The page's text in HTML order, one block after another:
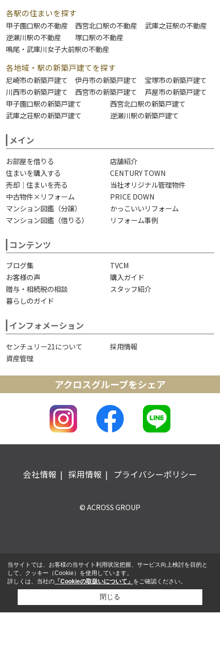
各駅の住まいを探す
甲子園口駅の不動産 西宮北口駅の不動産
武庫之荘駅の不動産
逆瀬川駅の不動産
塚口駅の不動産
鳴尾・武庫川女子大前駅の不動産
各地域・駅の新築戸建てを探す
尼崎市の新築戸建て 伊丹市の新築戸建て
宝塚市の新築戸建て
川西市の新築戸建て
西宮市の新築戸建て
芦屋市の新築戸建て
甲子園口駅の新築戸建て
西宮北口駅の新築戸建て
武庫之荘駅の新築戸建て
逆瀬川駅の新築戸建て
メイン
お部屋を借りる
店舗紹介
住まいを購入する
CENTURY TOWN
売却｜住まいを売る
当社オリジナル管理物件
中古物件×リフォーム
PRICE DOWN
マンション図鑑（分譲）
かっこいいリフォーム
マンション図鑑（借りる）
リフォーム事例
コンテンツ
ブログ集
TVCM
お客様の声
購入ガイド
贈与・相続税の相談
スタッフ紹介
暮らしのガイド
インフォメーション
センチュリー21について
採用情報
資産管理
アクロスグループをシェア
会社情報 採用情報 プライバシーポリシー
© ACROSS GROUP
当サイトでは、お客様の当サイト利用状況把握、サービス向上検討を目的と
して、クッキー（Cookie）を使用しています。
詳しくは、当社の 「Cookieの取扱いについて」 をご確認ください。
閉じる